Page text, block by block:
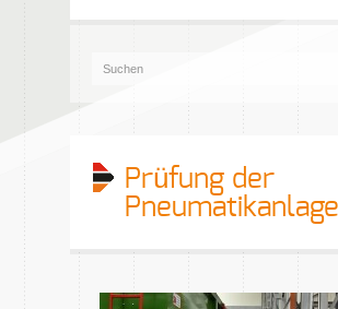
Prüfung der